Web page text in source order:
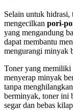
Selain untuk
mengecilkan pori-
yang mengandung
dapat membantu
mengurangi minyak
Toner yang memiliki
menyerap minyak
tanpa
berminyak, toner ini
segar dan bebas